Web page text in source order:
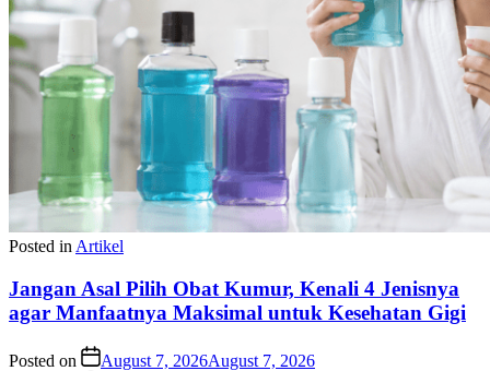
Posted in Artikel
Jangan Asal Pilih Obat Kumur, Kenali 4 Jenisnya
agar Manfaatnya Maksimal untuk Kesehatan Gigi
Posted on August 7, 2026August 7, 2026